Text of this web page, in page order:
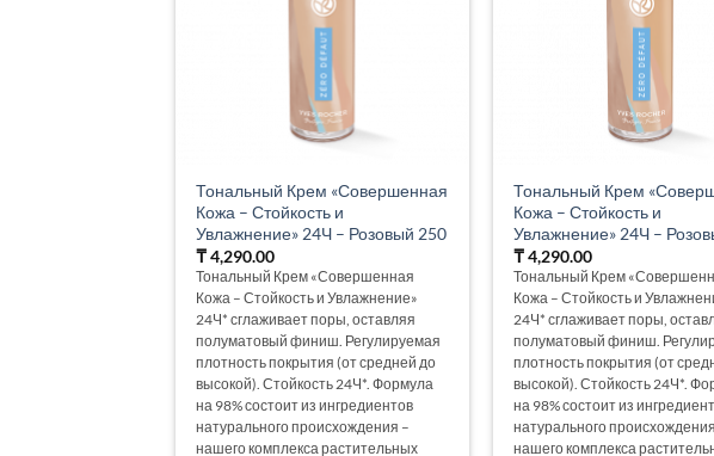
Тональный Крем «Совершенная
Кожа – Стойкость и
Увлажнение» 24Ч – Розовый 250
₸4,290.00
Тональный Крем «Совершенная
Кожа – Стойкость и Увлажнение»
24Ч* сглаживает поры, оставляя
полуматовый финиш. Регулируемая
плотность покрытия (от средней до
высокой). Стойкость 24Ч*. Формула
на 98% состоит из ингредиентов
натурального происхождения –
нашего комплекса растительных
Тональный Крем
Кожа – Стойкость и
Увлажнение» 24Ч –
₸4,290.00
Тональный Крем
Кожа – Стойкость и
24Ч* сглаживает поры,
полуматовый финиш.
плотность покрытия (от
высокой). Стойкость 24Ч*.
на 98% состоит из
натурального
нашего комплекса